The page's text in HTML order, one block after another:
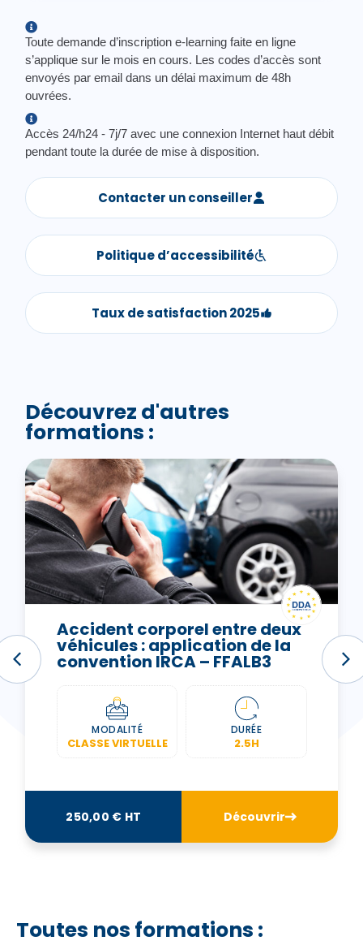
Toute demande d’inscription e-learning faite en ligne
s’applique sur le mois en cours. Les codes d’accès sont
envoyés par email dans un délai maximum de 48h
ouvrées.
Accès 24/h24 - 7j/7 avec une connexion Internet haut débit
pendant toute la durée de mise à disposition.
Contacter un conseiller
Politique d’accessibilité
Taux de satisfaction 2025
Découvrez d'autres
formations :
Accident corporel entre deux
véhicules : application de la
convention IRCA – FFALB3
MODALITÉ
CLASSE VIRTUELLE
DURÉE
2.5H
250,00 € HT Découvrir
Toutes nos formations :